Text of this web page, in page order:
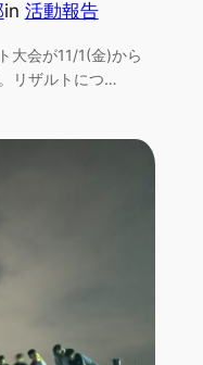
in 活動報告
大会が11/1(金)から
リザルトにつ…